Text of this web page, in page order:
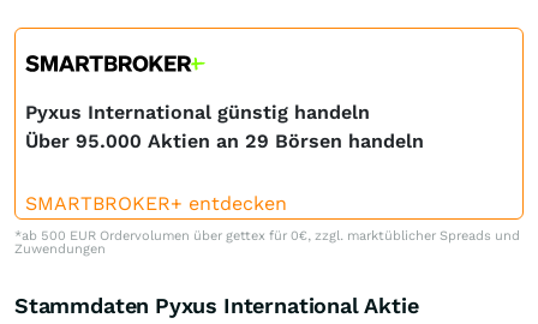
Pyxus International günstig handeln
Über 95.000 Aktien an 29 Börsen handeln
SMARTBROKER+ entdecken
*ab 500 EUR Ordervolumen über gettex für 0€, zzgl. marktüblicher Spreads und
Zuwendungen
Stammdaten Pyxus International Aktie